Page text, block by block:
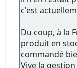
c'est
Du coup, à la
produit en
commandé
Vive la